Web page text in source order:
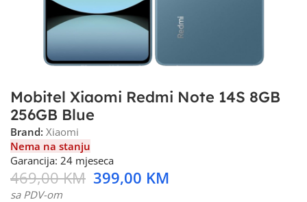
Mobitel Xiaomi Redmi Note 14S 8GB
256GB Blue
Brand: Xiaomi
Nema na stanju
Garancija: 24 mjeseca
469,00KM 399,00 KM
sa PDV-om